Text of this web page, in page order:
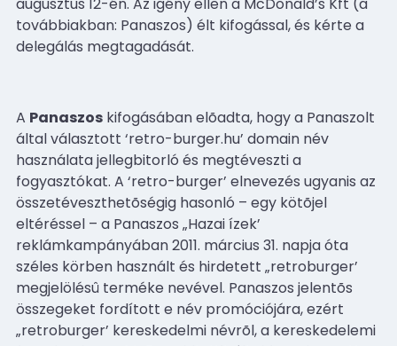
továbbiakban: Panaszos) élt kifogással, és kérte a
delegálás megtagadását.
A Panaszos kifogásában elõadta, hogy a Panaszolt
által választott ‘retro-burger.hu’ domain név
használata jellegbitorló és megtéveszti a
fogyasztókat. A ‘retro-burger’ elnevezés ugyanis az
összetéveszthetõségig hasonló – egy kötõjel
eltéréssel – a Panaszos „Hazai ízek’
reklámkampányában 2011. március 31. napja óta
széles körben használt és hirdetett „retroburger’
megjelölésû terméke nevével. Panaszos jelentõs
összegeket fordított e név promóciójára, ezért
„retroburger’ kereskedelmi névrõl, a kereskedelemi